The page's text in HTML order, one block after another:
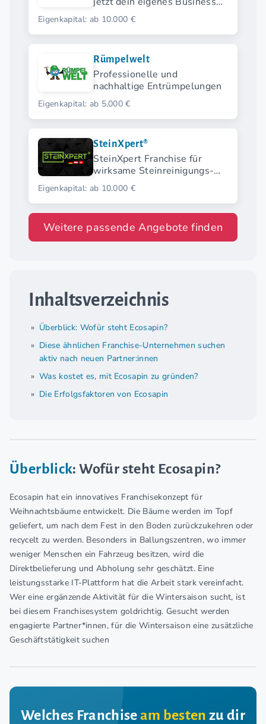
mit Zaunteam.
Eigenkapital: ab 10.000 €
Rümpelwelt
Professionelle und
nachhaltige Entrümpelungen
Eigenkapital: ab 5.000 €
SteinXpert®
SteinXpert Franchise für
wirksame Steinreinigungs-
Dienste
Eigenkapital: ab 10.000 €
Weitere passende Angebote finden
Inhaltsverzeichnis
Überblick: Wofür steht Ecosapin?
Diese ähnlichen Franchise-Unternehmen suchen
aktiv nach neuen Partner:innen
Was kostet es, mit Ecosapin zu gründen?
Die Erfolgsfaktoren von Ecosapin
Überblick: Wofür steht Ecosapin?
Ecosapin hat ein innovatives Franchisekonzept für
Weihnachtsbäume entwickelt. Die Bäume werden im Topf
geliefert, um nach dem Fest in den Boden zurückzukehren oder
recycelt zu werden. Besonders in Ballungszentren, wo immer
weniger Menschen ein Fahrzeug besitzen, wird die
Direktbelieferung und Abholung sehr geschätzt. Eine
leistungsstarke IT-Plattform hat die Arbeit stark vereinfacht.
Wer eine ergänzende Aktivität für die Wintersaison sucht, ist
bei diesem Franchisesystem goldrichtig. Gesucht werden
engagierte Partner*innen, für die Wintersaison eine zusätzliche
Geschäftstätigkeit suchen
Welches Franchiseam besten zu dir